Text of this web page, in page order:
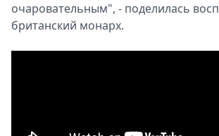
очаровательным", - поделилась
британский монарх.